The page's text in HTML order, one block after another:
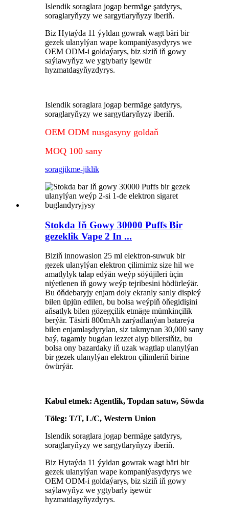
Islendik soraglara jogap bermäge şatdyrys,
soraglaryňyzy we sargytlaryňyzy iberiň.
Biz Hytaýda 11 ýyldan gowrak wagt bäri bir
gezek ulanylýan wape kompaniýasydyrys we
OEM ODM-i goldaýarys, biz siziň iň gowy
saýlawyňyz we ygtybarly işewür
hyzmatdaşyňyzdyrys.
Islendik soraglara jogap bermäge şatdyrys,
soraglaryňyzy we sargytlaryňyzy iberiň.
OEM ODM nusgasyny goldaň
MOQ 100 sany
soragjikme-jiklik
Stokda Iň Gowy 30000 Puffs Bir
gezeklik Vape 2 In ...
Biziň innowasion 25 ml elektron-suwuk bir
gezek ulanylýan elektron çilimimiz size hil we
amatlylyk talap edýän weýp söýüjileri üçin
niýetlenen iň gowy weýp tejribesini hödürleýär.
Bu öňdebaryjy enjam doly ekranly sanly displeý
bilen üpjün edilen, bu bolsa weýpiň öňegidişini
aňsatlyk bilen gözegçilik etmäge mümkinçilik
berýär. Täsirli 800mAh zarýadlanýan batareýa
bilen enjamlaşdyrylan, siz takmynan 30,000 sany
baý, tagamly bugdan lezzet alyp bilersiňiz, bu
bolsa ony bazardaky iň uzak wagtlap ulanylýan
bir gezek ulanylýan elektron çilimleriň birine
öwürýär.
Kabul etmek: Agentlik, Topdan satuw, Söwda
Töleg: T/T, L/C, Western Union
Islendik soraglara jogap bermäge şatdyrys,
soraglaryňyzy we sargytlaryňyzy iberiň.
Biz Hytaýda 11 ýyldan gowrak wagt bäri bir
gezek ulanylýan wape kompaniýasydyrys we
OEM ODM-i goldaýarys, biz siziň iň gowy
saýlawyňyz we ygtybarly işewür
hyzmatdaşyňyzdyrys.